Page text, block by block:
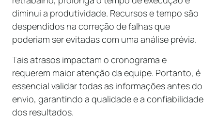
diminui a produtividade. Recursos e tempo são
despendidos na correção de falhas que
poderiam ser evitadas com uma análise prévia.
Tais atrasos impactam o cronograma e
requerem maior atenção da equipe. Portanto, é
essencial validar todas as informações antes do
envio, garantindo a qualidade e a confiabilidade
dos resultados.